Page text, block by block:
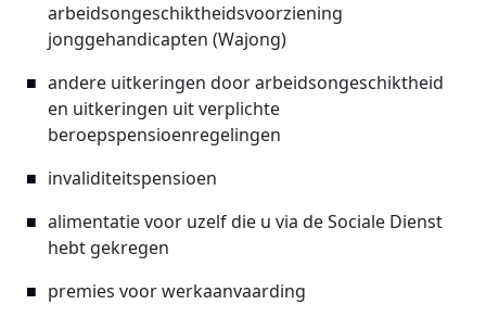
arbeidsongeschiktheidsvoorziening
jonggehandicapten (Wajong)
andere uitkeringen door arbeidsongeschiktheid
en uitkeringen uit verplichte
beroepspensioenregelingen
invaliditeitspensioen
alimentatie voor uzelf die u via de Sociale Dienst
hebt gekregen
premies voor werkaanvaarding